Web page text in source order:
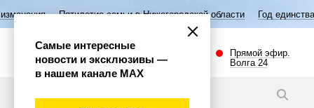
семьи в Нижегородской области Год единства народов России
Прямой эфир.
Волга 24
Самые интересные
новости и эксклюзивы —
в нашем канале МАХ